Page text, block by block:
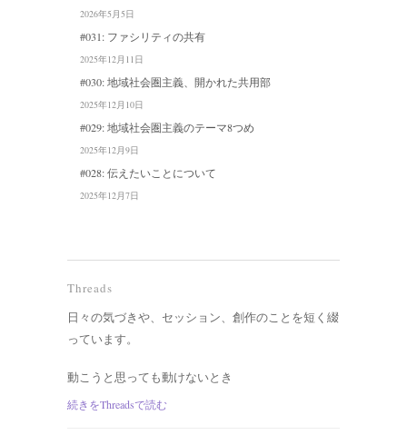
2026年5月5日
#031: ファシリティの共有
2025年12月11日
#030: 地域社会圏主義、開かれた共用部
2025年12月10日
#029: 地域社会圏主義のテーマ8つめ
2025年12月9日
#028: 伝えたいことについて
2025年12月7日
Threads
日々の気づきや、セッション、創作のことを短く綴
っています。
動こうと思っても動けないとき
続きをThreadsで読む